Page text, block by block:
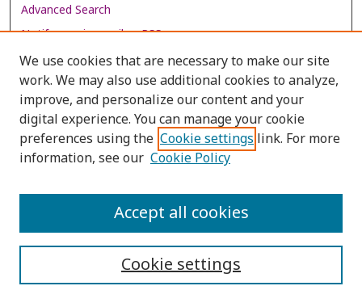
Advanced Search
Notify me via email orRSS
Browse
Collections
Disciplines
Authors
We use cookies that are necessary to make our site
work. We may also use additional cookies to analyze,
improve, and personalize our content and your
digital experience. You can manage your cookie
preferences using the Cookie settings link. For more
information, see our Cookie Policy
Cookie settings
Accept all cookies